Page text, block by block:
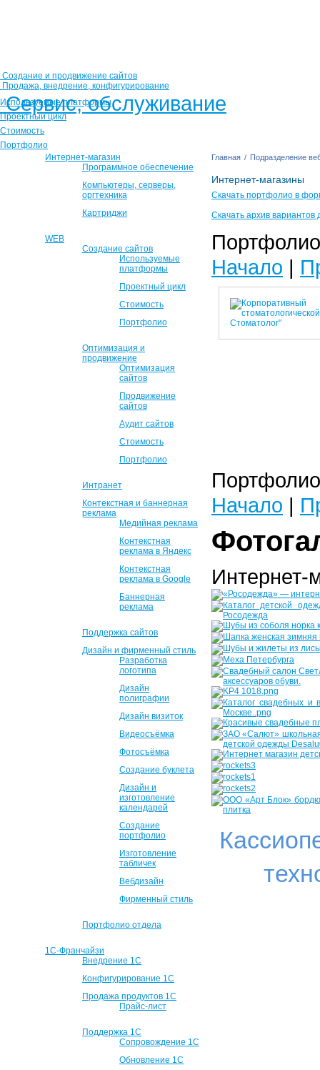
Создание и продвижение сайтов
Продажа, внедрение, конфигурирование
Сервис, обслуживание
Используемые платформы
Проектный цикл
Стоимость
Портфолио
Интернет-магазин
Программное обеспечение
Компьютеры, серверы,
оргтехника
Картриджи
WEB
Создание сайтов
Используемые
платформы
Проектный цикл
Стоимость
Портфолио
Оптимизация и
продвижение
Оптимизация
сайтов
Продвижение
сайтов
Аудит сайтов
Стоимость
Портфолио
Интранет
Контекстная и баннерная
реклама
Медийная реклама
Контекстная
реклама в Яндекс
Контекстная
реклама в Google
Баннерная
реклама
Поддержка сайтов
Дизайн и фирменный стиль
Разработка
логотипа
Дизайн
полиграфии
Дизайн визиток
Видеосъёмка
Фотосъёмка
Создание буклета
Дизайн и
изготовление
календарей
Создание
портфолио
Изготовление
табличек
Вебдизайн
Фирменный стиль
Портфолио отдела
1С-Франчайзи
Внедрение 1С
Конфигурирование 1С
Продажа продуктов 1С
Прайс-лист
Поддержка 1С
Сопровождение 1С
Обновление 1С
Главная / Подразделение
Интернет-магазины
Скачать портфолио в
Скачать архив вариантов
Начало |
Начало |
Интернет-